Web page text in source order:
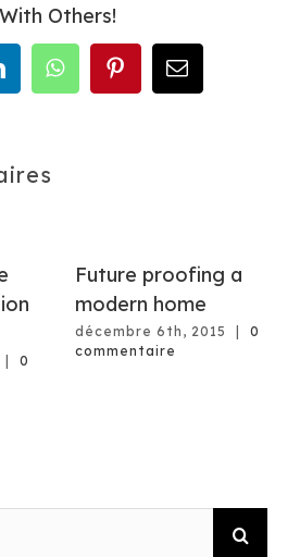
Others!
linkedinwhatsapppinterest
0
Future proofing a
modern home
décembre 6th, 2015
0
commentaire